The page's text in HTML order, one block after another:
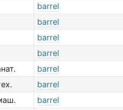
barrel
barrel
barrel
barrel
barrel
barrel
barrel